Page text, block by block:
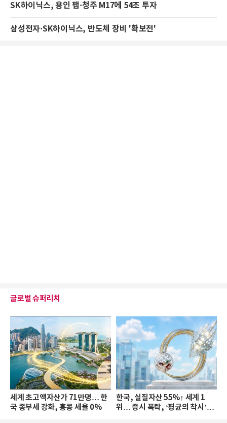
SK하이닉스, 용인 팹·청주 M17에 54조 투자
삼성전자·SK하이닉스, 반도체 장비 '확보전'
글로벌 슈퍼리치
세계 초고액자산가 71만명… 한
국 종부세 강화, 홍콩 세율 0%
한국, 실질자산 55%↑ 세계 1
위… 증시 폭락, ‘평균의 착시’와